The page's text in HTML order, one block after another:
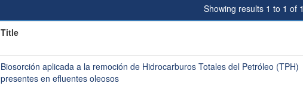
Showing results 1 to 1 of 1
Title
Biosorción aplicada a la remoción de Hidrocarburos Totales del Petróleo (TPH)
presentes en efluentes oleosos